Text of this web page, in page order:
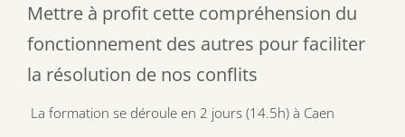
Mettre à profit cette compréhension du
fonctionnement des autres pour faciliter
la résolution de nos conflits
La formation se déroule en 2 jours (14.5h) à Caen